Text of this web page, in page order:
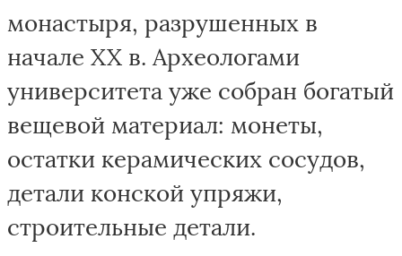
монастыря, разрушенных в
начале XX в. Археологами
университета уже собран богатый
вещевой материал: монеты,
остатки керамических сосудов,
детали конской упряжи,
строительные детали.